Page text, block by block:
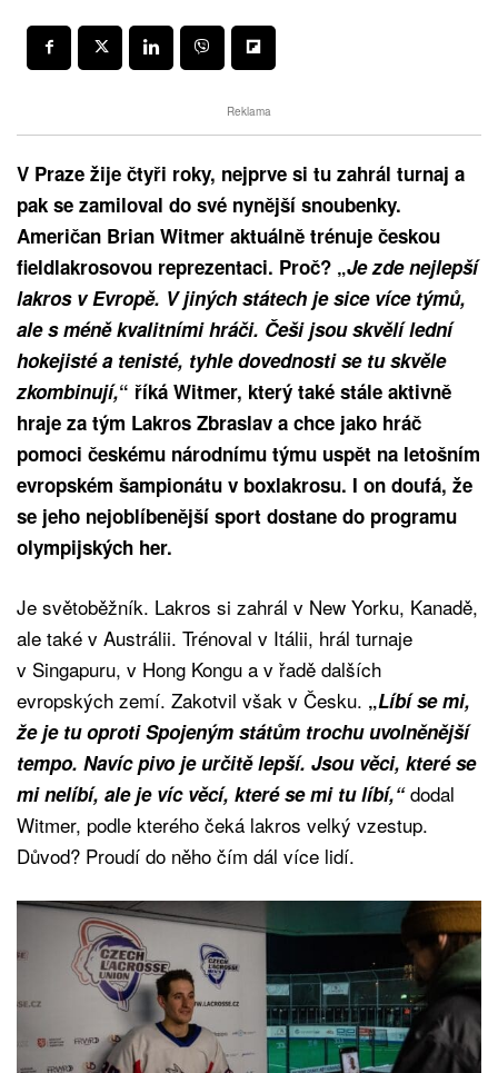
Reklama
V Praze žije čtyři roky, nejprve si tu zahrál turnaj a
pak se zamiloval do své nynější snoubenky.
Američan Brian Witmer aktuálně trénuje českou
fieldlakrosovou reprezentaci. Proč? „Je zde nejlepší
lakros v Evropě. V jiných státech je sice více týmů,
ale s méně kvalitními hráči. Češi jsou skvělí lední
hokejisté a tenisté, tyhle dovednosti se tu skvěle
zkombinují,“ říká Witmer, který také stále aktivně
hraje za tým Lakros Zbraslav a chce jako hráč
pomoci českému národnímu týmu uspět na letošním
evropském šampionátu v boxlakrosu. I on doufá, že
se jeho nejoblíbenější sport dostane do programu
olympijských her.
Je světoběžník. Lakros si zahrál v New Yorku, Kanadě,
ale také v Austrálii. Trénoval v Itálii, hrál turnaje
v Singapuru, v Hong Kongu a v řadě dalších
evropských zemí. Zakotvil však v Česku. „Líbí se mi,
že je tu oproti Spojeným státům trochu uvolněnější
tempo. Navíc pivo je určitě lepší. Jsou věci, které se
mi nelíbí, ale je víc věcí, které se mi tu líbí,“dodal
Witmer, podle kterého čeká lakros velký vzestup.
Důvod? Proudí do něho čím dál více lidí.